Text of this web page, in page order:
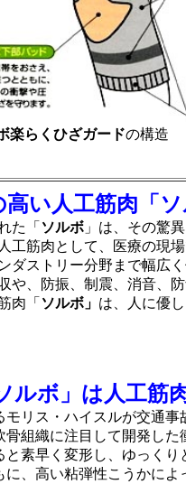
楽らくひざガードの構造
い人工筋肉「ソ
た「 ソルボ 」は、その驚
工筋肉として、医療の現
ダストリー分野まで幅広
や、防振、制震、消音、
肉「 ソルボ」 は、人に優
ルボ」は人工筋
モリス・ハイスルが交通事
組織に注目して開発した
と素早く変形し、ゆっくり
、高い粘弾性こうかによ